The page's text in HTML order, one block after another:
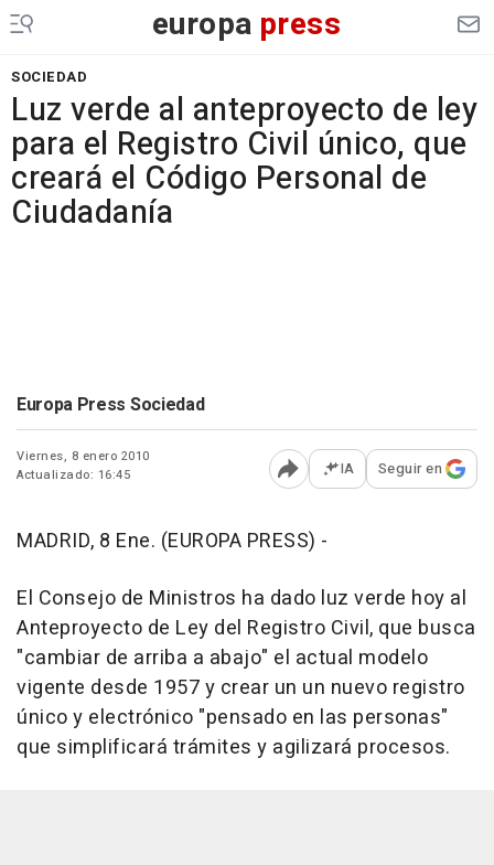
europa press
SOCIEDAD
Luz verde al anteproyecto de ley
para el Registro Civil único, que
creará el Código Personal de
Ciudadanía
Europa Press Sociedad
Viernes, 8 enero 2010
Actualizado: 16:45
Abrir opciones para
IA Seguir en
MADRID, 8 Ene. (EUROPA PRESS) -
El Consejo de Ministros ha dado luz verde hoy al
Anteproyecto de Ley del Registro Civil, que busca
"cambiar de arriba a abajo" el actual modelo
vigente desde 1957 y crear un un nuevo registro
único y electrónico "pensado en las personas"
que simplificará trámites y agilizará procesos.